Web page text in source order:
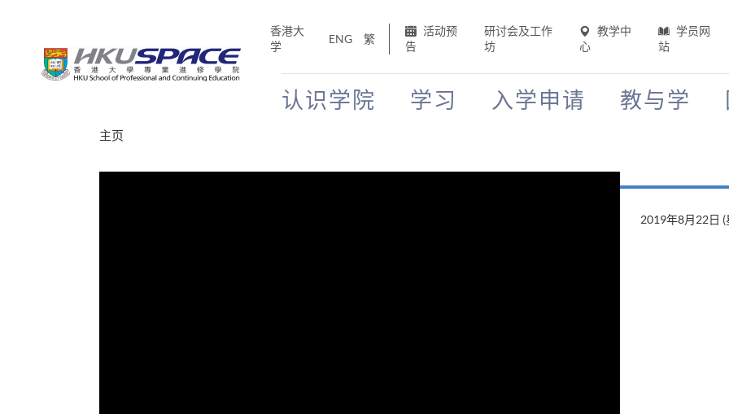
香港大
学
ENG 繁
活动预
告
研讨会及工作
坊
教学中
心
学员网
站
认识学院 学习 入学申请 教与学
主页
2019年8月22日 (